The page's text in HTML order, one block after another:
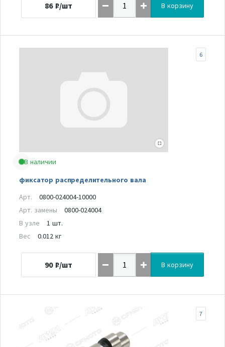
86 ₽/шт В корзину
В наличии
фиксатор распределительного вала
6
Арт.
0800-024004-10000
Арт. замены
0800-024004
В узле
1 шт.
Вес
0.012 кг
90 ₽/шт В корзину
7